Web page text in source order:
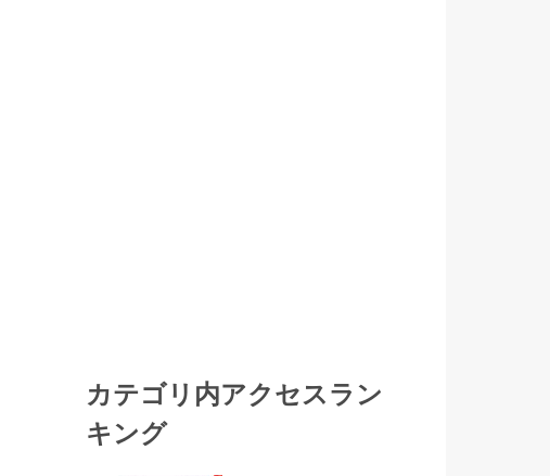
カテゴリ内アクセスラン
キング